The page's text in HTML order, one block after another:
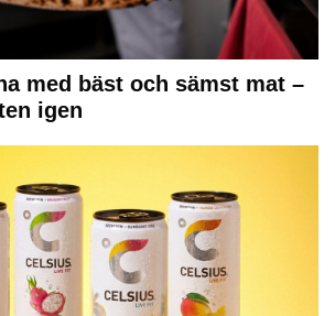
med bäst och sämst mat –
igen